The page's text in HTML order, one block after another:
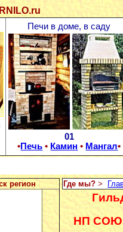
Печи в доме, в саду
01
•Печь • Камин • Мангал•
регион
Где мы? >
НП